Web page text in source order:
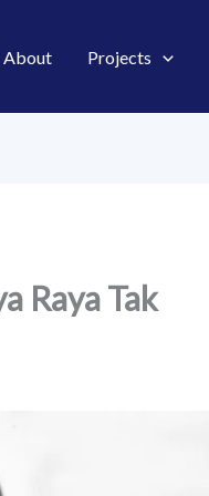
About Projects
Raya Tak